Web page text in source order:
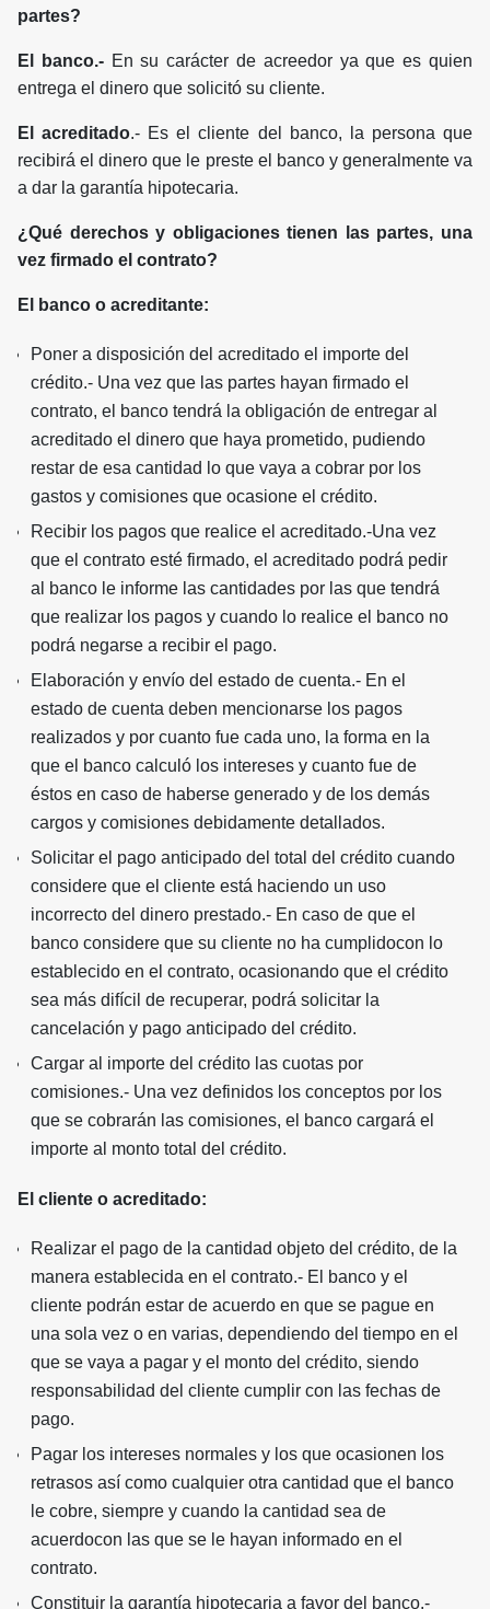
partes?
El banco.- En su carácter de acreedor ya que es quien
entrega el dinero que solicitó su cliente.
El acreditado.- Es el cliente del banco, la persona que
recibirá el dinero que le preste el banco y generalmente va
a dar la garantía hipotecaria.
¿Qué derechos y obligaciones tienen las partes, una
vez firmado el contrato?
El banco o acreditante:
Poner a disposición del acreditado el importe del
crédito.- Una vez que las partes hayan firmado el
contrato, el banco tendrá la obligación de entregar al
acreditado el dinero que haya prometido, pudiendo
restar de esa cantidad lo que vaya a cobrar por los
gastos y comisiones que ocasione el crédito.
Recibir los pagos que realice el acreditado.-Una vez
que el contrato esté firmado, el acreditado podrá pedir
al banco le informe las cantidades por las que tendrá
que realizar los pagos y cuando lo realice el banco no
podrá negarse a recibir el pago.
Elaboración y envío del estado de cuenta.- En el
estado de cuenta deben mencionarse los pagos
realizados y por cuanto fue cada uno, la forma en la
que el banco calculó los intereses y cuanto fue de
éstos en caso de haberse generado y de los demás
cargos y comisiones debidamente detallados.
Solicitar el pago anticipado del total del crédito cuando
considere que el cliente está haciendo un uso
incorrecto del dinero prestado.- En caso de que el
banco considere que su cliente no ha cumplidocon lo
establecido en el contrato, ocasionando que el crédito
sea más difícil de recuperar, podrá solicitar la
cancelación y pago anticipado del crédito.
Cargar al importe del crédito las cuotas por
comisiones.- Una vez definidos los conceptos por los
que se cobrarán las comisiones, el banco cargará el
importe al monto total del crédito.
El cliente o acreditado:
Realizar el pago de la cantidad objeto del crédito, de la
manera establecida en el contrato.- El banco y el
cliente podrán estar de acuerdo en que se pague en
una sola vez o en varias, dependiendo del tiempo en el
que se vaya a pagar y el monto del crédito, siendo
responsabilidad del cliente cumplir con las fechas de
pago.
Pagar los intereses normales y los que ocasionen los
retrasos así como cualquier otra cantidad que el banco
le cobre, siempre y cuando la cantidad sea de
acuerdocon las que se le hayan informado en el
contrato.
Constituir la garantía hipotecaria a favor del banco.-